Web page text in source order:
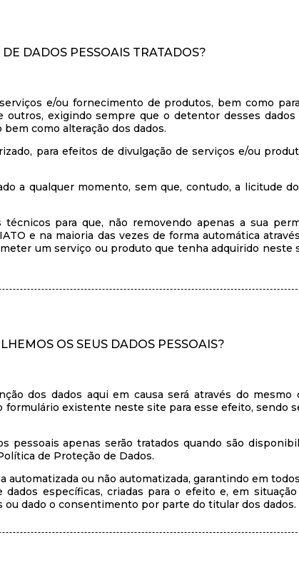
DADOS PESSOAIS TRATADOS?
e/ou fornecimento de produtos, bem como
exigindo sempre que o detentor desses
como alteração dos dados.
para efeitos de divulgação de serviços e/ou
a qualquer momento, sem que, contudo, a licitude
para que, não removendo apenas a sua
e na maioria das vezes de forma automática
um serviço ou produto que tenha adquirido neste
OS SEUS DADOS PESSOAIS?
dos dados aqui em causa será através do mesmo
existente neste site para esse efeito, sendo
apenas serão tratados quando são
de Proteção de Dados.
ou não automatizada, garantindo em
específicas, criadas para o efeito e, em
ou dado o consentimento por parte do titular dos dados.